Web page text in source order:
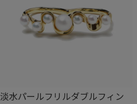
淡水パールフリルダブルフィン